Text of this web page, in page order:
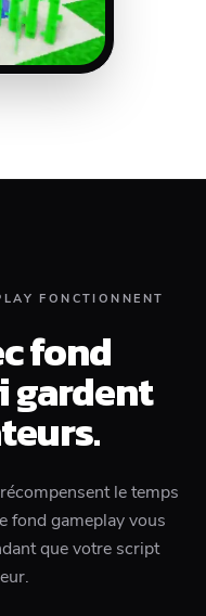
FONCTIONNENT
fond
gardent
le temps
fond gameplay vous
que votre script